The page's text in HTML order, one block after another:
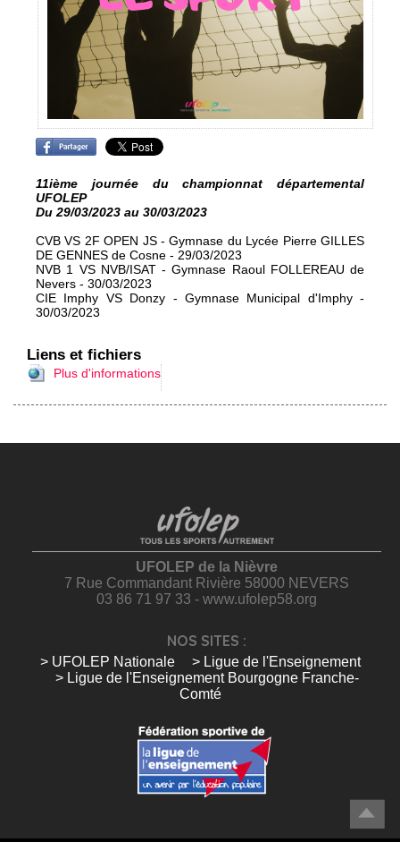
11ième journée du championnat départemental
UFOLEP
Du 29/03/2023 au 30/03/2023
CVB VS 2F OPEN JS - Gymnase du Lycée Pierre GILLES
DE GENNES de Cosne - 29/03/2023
NVB 1 VS NVB/ISAT - Gymnase Raoul FOLLEREAU de
Nevers - 30/03/2023
CIE Imphy VS Donzy - Gymnase Municipal d'Imphy -
30/03/2023
Liens et fichiers
Plus d'informations
UFOLEP de la Nièvre
7 Rue Commandant Rivière 58000 NEVERS
03 86 71 97 33 - www.ufolep58.org
NOS SITES :
> UFOLEP Nationale
> Ligue de l'Enseignement
> Ligue de l'Enseignement Bourgogne Franche-
Comté